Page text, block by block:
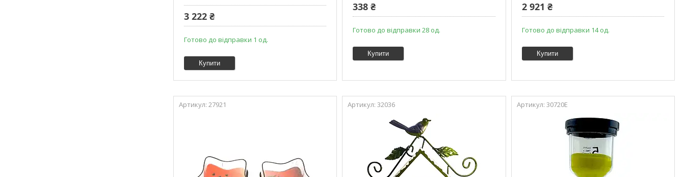
3 222 ₴
Готово до відправки 1 од.
Купити
338 ₴
Готово до відправки 28 од.
Купити
2 921 ₴
Готово до відправки 14 од.
Купити
27921 32036 30720E